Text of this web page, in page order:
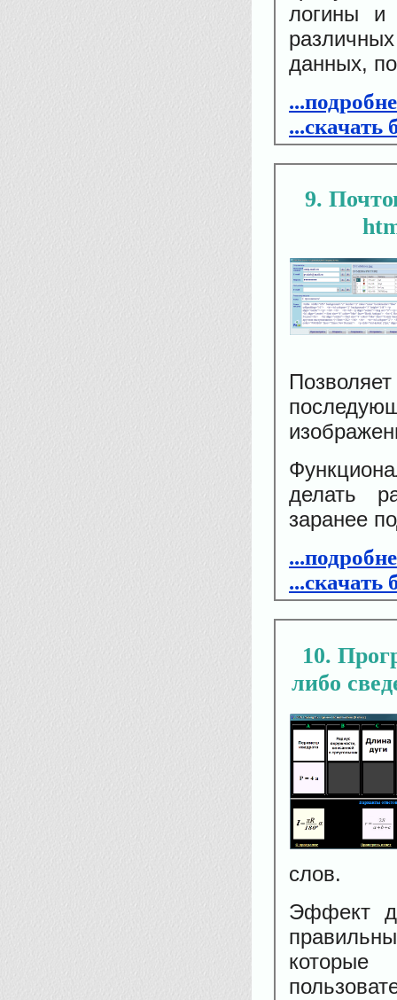
логины и
данных,
...скачать
9
делать
заранее
...скачать
10
либо
слов.
Эффект
которые